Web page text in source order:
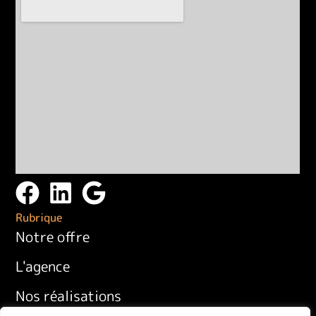
Rubrique
Notre offre
L'agence
Nos réalisations